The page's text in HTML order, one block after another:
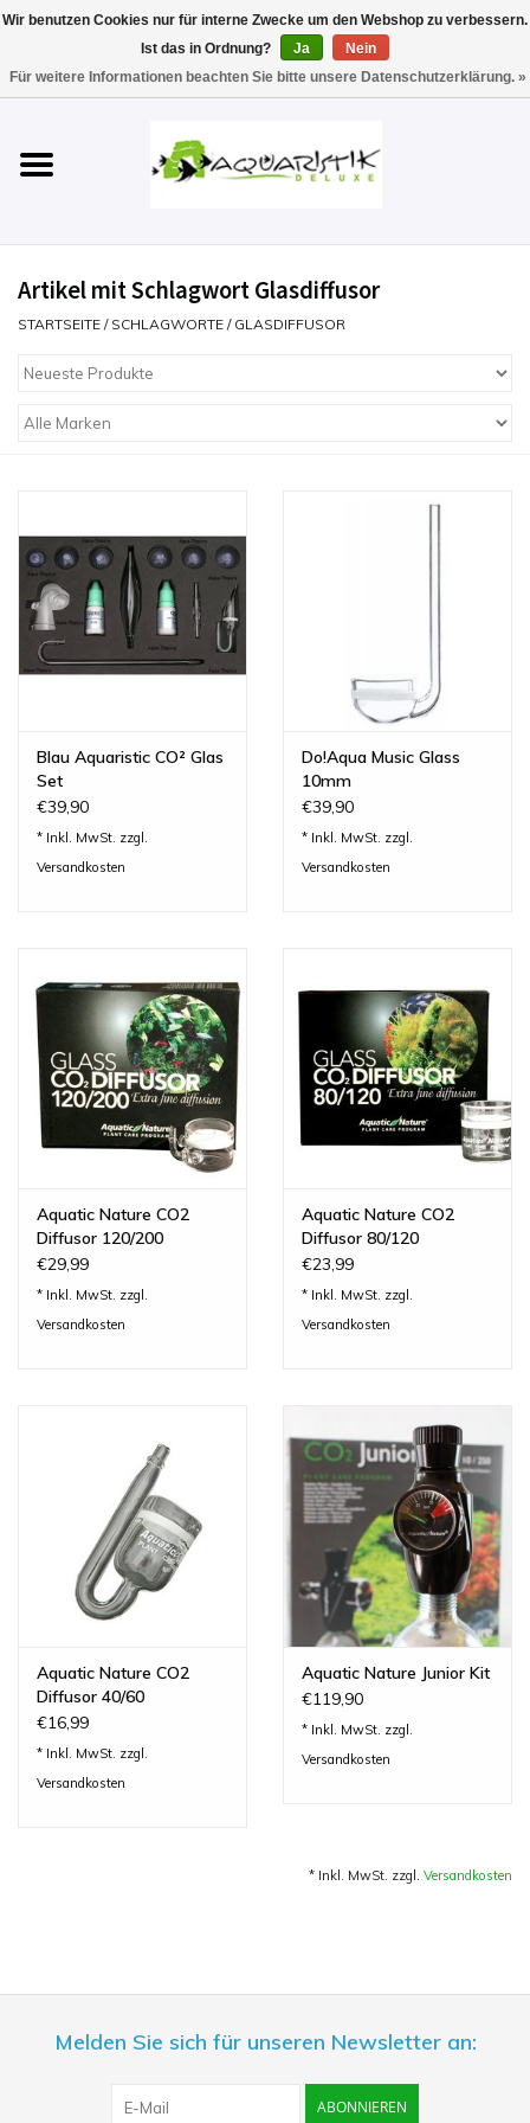
Aquarien
Technik
Einrichten & Gestalten
Lesestoff
Zubehör & Nützliches
ADA Amano
Produktvideos
Geschenkideen
Artikel mit Schlagwort Glasdiffusor
STARTSEITE / SCHLAGWORTE / GLASDIFFUSOR
Blau Aquaristic CO² Glas
Set
€39,90
* Inkl. MwSt. zzgl.
Versandkosten
Do!Aqua Music Glass
10mm
€39,90
* Inkl. MwSt. zzgl.
Versandkosten
Aquatic Nature CO2
Diffusor 120/200
€29,99
* Inkl. MwSt. zzgl.
Versandkosten
Aquatic Nature CO2
Diffusor 80/120
€23,99
* Inkl. MwSt. zzgl.
Versandkosten
Aquatic Nature CO2
Diffusor 40/60
€16,99
* Inkl. MwSt. zzgl.
Versandkosten
Aquatic Nature Junior Kit
€119,90
* Inkl. MwSt. zzgl.
Versandkosten
* Inkl. MwSt. zzgl. Versandkosten
Melden Sie sich für unseren Newsletter an:
ABONNIEREN
Wir benutzen Cookies nur für interne Zwecke um den Webshop zu verbessern.
Ist das in Ordnung?
Ja
Nein
Für weitere Informationen beachten Sie bitte unsere Datenschutzerklärung. »